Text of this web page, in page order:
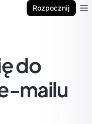
Rozpocznij
do
mailu